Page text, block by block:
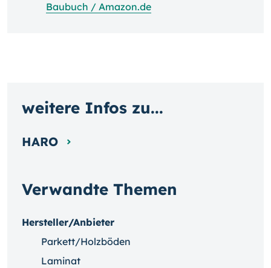
Baubuch / Amazon.de
Verwandte Themen
Hersteller/Anbieter
Parkett/Holzböden
Laminat
weitere Infos zu...
HARO